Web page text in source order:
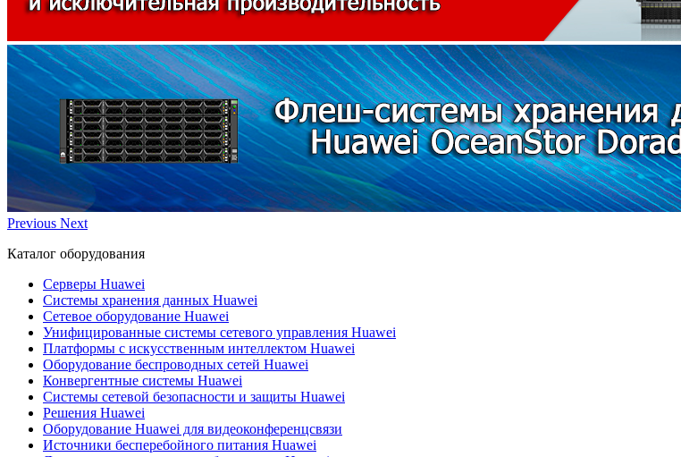
Previous Next
Каталог оборудования
Серверы Huawei
Системы хранения данных Huawei
Сетевое оборудование Huawei
Унифицированные системы сетевого управления Huawei
Платформы с искусственным интеллектом Huawei
Оборудование беспроводных сетей Huawei
Конвергентные системы Huawei
Системы сетевой безопасности и защиты Huawei
Решения Huawei
Оборудование Huawei для видеоконференцсвязи
Источники бесперебойного питания Huawei